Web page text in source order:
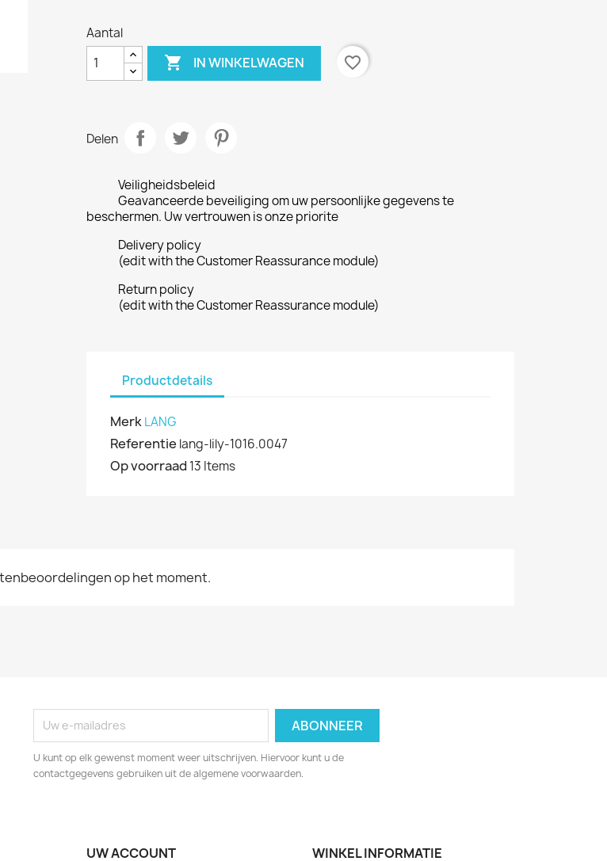
Aantal
 IN WINKELWAGEN favorite_border
Delen
Veiligheidsbeleid
Geavanceerde beveiliging om uw persoonlijke gegevens te
beschermen. Uw vertrouwen is onze priorite
Delivery policy
(edit with the Customer Reassurance module)
Return policy
(edit with the Customer Reassurance module)
Productdetails
MerkLANG
Referentie lang-lily-1016.0047
Op voorraad 13 Items
op het moment.
U kunt op elk gewenst moment weer uitschrijven. Hiervoor kunt u de
contactgegevens gebruiken uit de algemene voorwaarden.
UW ACCOUNT WINKEL INFORMATIE